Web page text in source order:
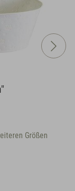
ca. Ø 12 x H